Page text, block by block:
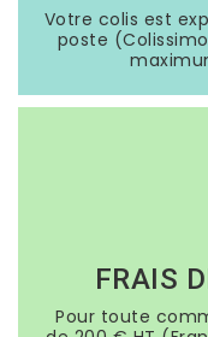
Votre colis est
poste
FRAIS
Pour toute